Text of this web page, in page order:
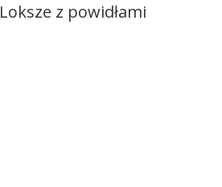
Loksze z powidłami